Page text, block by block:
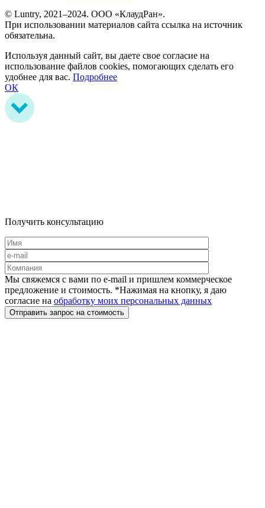
© Luntry, 2021–2024. ООО «КлаудРан».
При использовании материалов сайта ссылка на источник
обязательна.
Используя данный сайт, вы даете свое согласие на
использование файлов cookies, помогающих сделать его
удобнее для вас. Подробнее
ОК
Получить консультацию
Мы свяжемся с вами по e-mail и пришлем коммерческое
предложение и стоимость. *Нажимая на кнопку, я даю
согласие на обработку моих персональных данных
Отправить запрос на стоимость